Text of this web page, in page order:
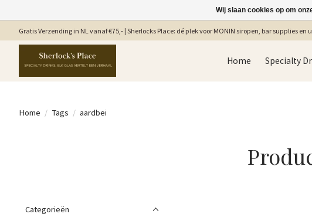
Gratis Verzending in NL vanaf €75,- | Sherlocks Place: dé plek voor MONIN siropen, bar supplies
Home Specialty
Home / Tags / aardbei
Categorieën
Wij slaan cookies op om